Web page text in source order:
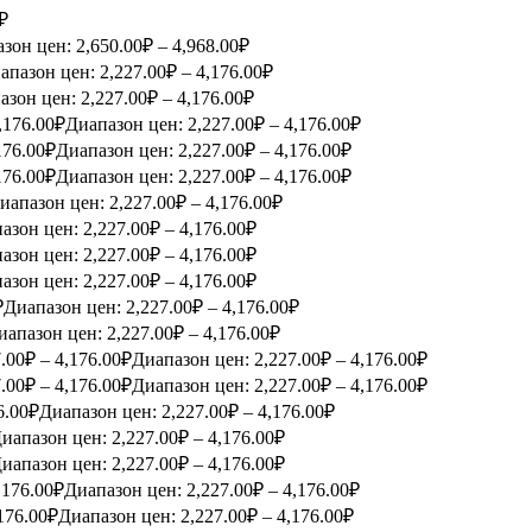
цен: 2,650.00₽ – 4,968.00₽
цен: 2,227.00₽ – 4,176.00₽
цен: 2,227.00₽ – 4,176.00₽
₽Диапазон цен: 2,227.00₽ – 4,176.00₽
₽Диапазон цен: 2,227.00₽ – 4,176.00₽
₽Диапазон цен: 2,227.00₽ – 4,176.00₽
цен: 2,227.00₽ – 4,176.00₽
цен: 2,227.00₽ – 4,176.00₽
цен: 2,227.00₽ – 4,176.00₽
цен: 2,227.00₽ – 4,176.00₽
Диапазон цен: 2,227.00₽ – 4,176.00₽
цен: 2,227.00₽ – 4,176.00₽
₽ – 4,176.00₽Диапазон цен: 2,227.00₽ – 4,176.00₽
₽ – 4,176.00₽Диапазон цен: 2,227.00₽ – 4,176.00₽
₽Диапазон цен: 2,227.00₽ – 4,176.00₽
цен: 2,227.00₽ – 4,176.00₽
цен: 2,227.00₽ – 4,176.00₽
₽Диапазон цен: 2,227.00₽ – 4,176.00₽
₽Диапазон цен: 2,227.00₽ – 4,176.00₽